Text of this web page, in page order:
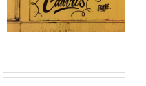
et méditation